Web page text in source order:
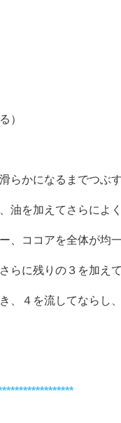
）
らかになるまでつぶす
を加えてさらによく
ココアを全体が均一
に残りの３を加え
、４を流してならし